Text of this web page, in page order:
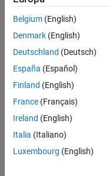
Guardar
empleos
seleccionados
No se
han
traducido
todos
los
empleos.
Busque
por
ubicación
Belgium (English)
Denmark (English)
Deutschland (Deutsch)
España (Español)
Finland (English)
France (Français)
Ireland (English)
Italia (Italiano)
Luxembourg (English)